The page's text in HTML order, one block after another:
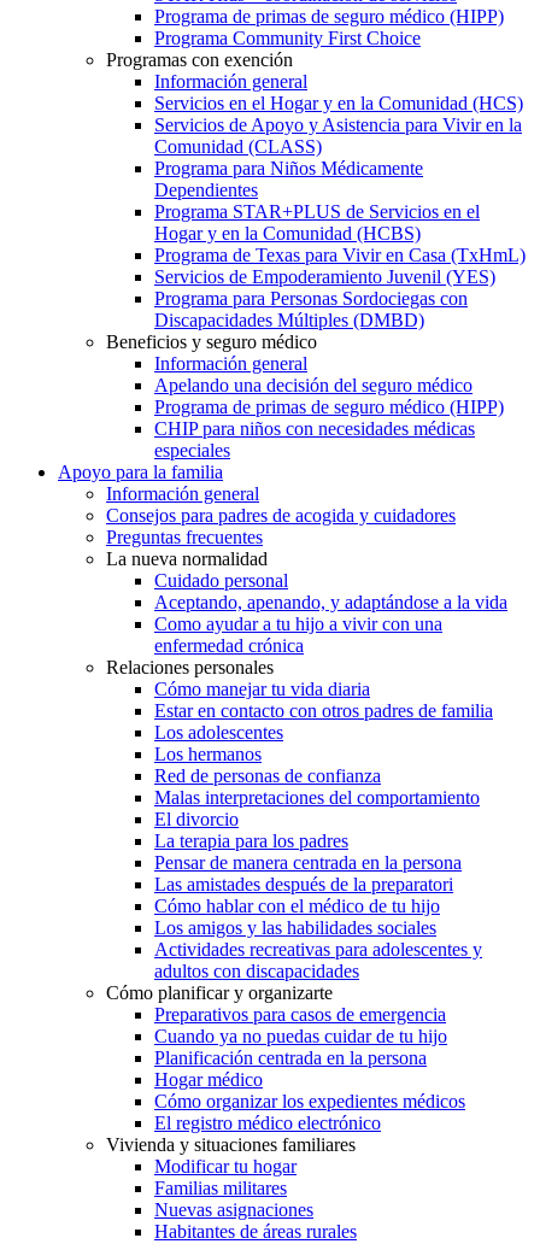
Programa de primas de seguro médico (HIPP)
Programa Community First Choice
Programas con exención
Información general
Servicios en el Hogar y en la Comunidad (HCS)
Servicios de Apoyo y Asistencia para Vivir en la
Comunidad (CLASS)
Programa para Niños Médicamente
Dependientes
Programa STAR+PLUS de Servicios en el
Hogar y en la Comunidad (HCBS)
Programa de Texas para Vivir en Casa (TxHmL)
Servicios de Empoderamiento Juvenil (YES)
Programa para Personas Sordociegas con
Discapacidades Múltiples (DMBD)
Beneficios y seguro médico
Información general
Apelando una decisión del seguro médico
Programa de primas de seguro médico (HIPP)
CHIP para niños con necesidades médicas
especiales
Apoyo para la familia
Información general
Consejos para padres de acogida y cuidadores
Preguntas frecuentes
La nueva normalidad
Cuidado personal
Aceptando, apenando, y adaptándose a la vida
Como ayudar a tu hijo a vivir con una
enfermedad crónica
Relaciones personales
Cómo manejar tu vida diaria
Estar en contacto con otros padres de familia
Los adolescentes
Los hermanos
Red de personas de confianza
Malas interpretaciones del comportamiento
El divorcio
La terapia para los padres
Pensar de manera centrada en la persona
Las amistades después de la preparatori
Cómo hablar con el médico de tu hijo
Los amigos y las habilidades sociales
Actividades recreativas para adolescentes y
adultos con discapacidades
Cómo planificar y organizarte
Preparativos para casos de emergencia
Cuando ya no puedas cuidar de tu hijo
Planificación centrada en la persona
Hogar médico
Cómo organizar los expedientes médicos
El registro médico electrónico
Vivienda y situaciones familiares
Modificar tu hogar
Familias militares
Nuevas asignaciones
Habitantes de áreas rurales